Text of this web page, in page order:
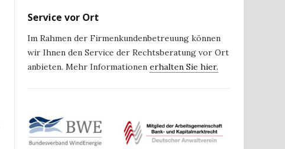
Service vor Ort
Im Rahmen der Firmenkundenbetreuung können
wir Ihnen den Service der Rechtsberatung vor Ort
anbieten. Mehr Informationen erhalten Sie hier.